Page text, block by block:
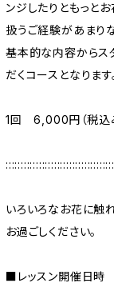
ンジしたりともっと
扱うご経験があまり
基本的な内容からス
だくコースとなります
1回 6,000円（税込
いろいろなお花に触
お過ごしください。
■レッスン開催日時